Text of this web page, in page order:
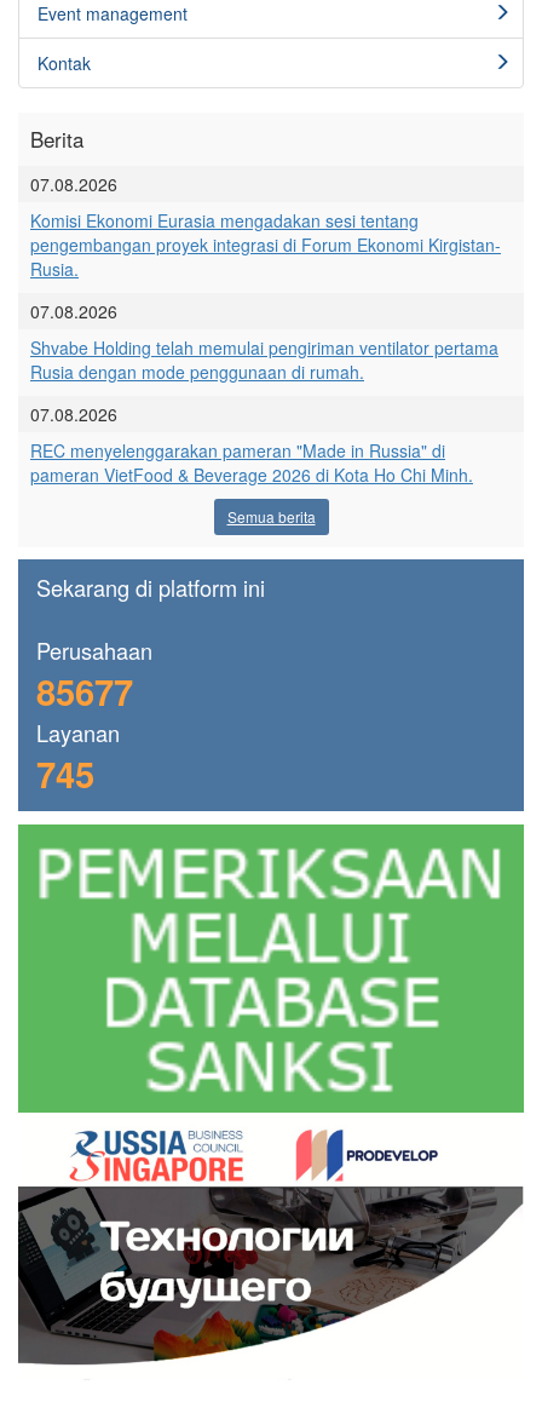
Event management
Kontak
Berita
07.08.2026
Komisi Ekonomi Eurasia mengadakan sesi tentang
pengembangan proyek integrasi di Forum Ekonomi Kirgistan-
Rusia.
07.08.2026
Shvabe Holding telah memulai pengiriman ventilator pertama
Rusia dengan mode penggunaan di rumah.
07.08.2026
REC menyelenggarakan pameran "Made in Russia" di
pameran VietFood & Beverage 2026 di Kota Ho Chi Minh.
Semua berita
Sekarang di platform ini
Perusahaan
85677
Layanan
745